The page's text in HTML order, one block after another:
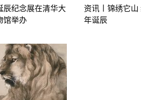
辰纪念展在清华大
馆举办
资讯丨锦绣它山
年诞辰